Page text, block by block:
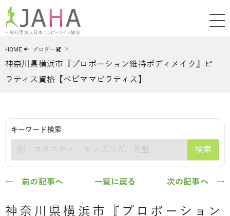
HOME ブログ一覧
神奈川県横浜市『プロポーション維持ボディメイク』ピ
ラティス資格【ベビママピラティス】
キーワード検索
検索
← 前の記事へ 一覧に戻る 次の記事へ →
神奈川県横浜市『プロポーション